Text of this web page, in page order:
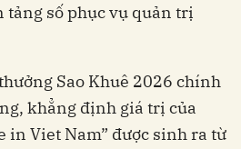
tảng số phục vụ quản trị
Sao Khuê 2026 chính
khẳng định giá trị của
in Viet Nam” được sinh ra từ